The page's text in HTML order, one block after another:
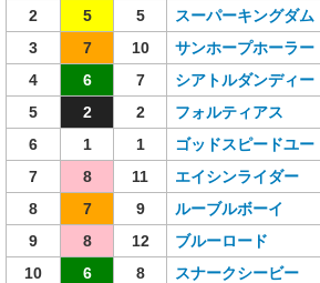
2
5 5 スーパーキングダム
3
7 10 サンホープホーラー
4
6 7 シアトルダンディー
5
2 2 フォルティアス
6
1 1 ゴッドスピードユー
7
8 11 エイシンライダー
8
7 9 ルーブルボーイ
9
8 12 ブルーロード
10
6 8 スナークシービー